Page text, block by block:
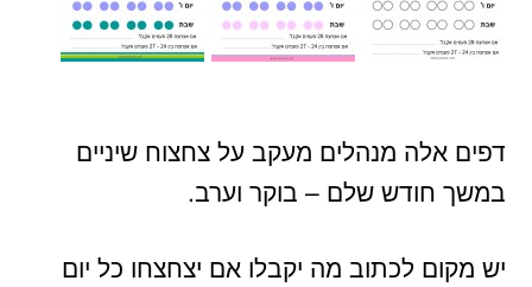
דפים אלה מנהלים מעקב על צחצוח שיניים
במשך חודש שלם – בוקר וערב.
יש מקום לכתוב מה יקבלו אם יצחצחו כל יום